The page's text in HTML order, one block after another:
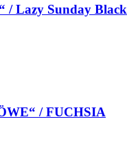
/ Lazy Sunday Black
/ FUCHSIA